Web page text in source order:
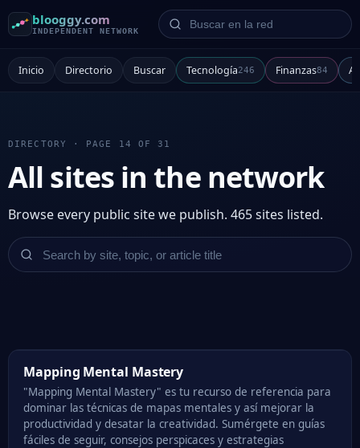
blooggy.com
INDEPENDENT NETWORK
Buscar en la red
Inicio Directorio Buscar Tecnología246 Finanzas84
DIRECTORY · PAGE 14 OF 31
All sites in the network
Browse every public site we publish. 465 sites listed.
Mapping Mental Mastery
Mapping Mental Mastery
"Mapping Mental Mastery" es tu recurso de referencia para
dominar las técnicas de mapas mentales y así mejorar la
productividad y desatar la creatividad. Sumérgete en guías
fáciles de seguir, consejos perspicaces y estrategias